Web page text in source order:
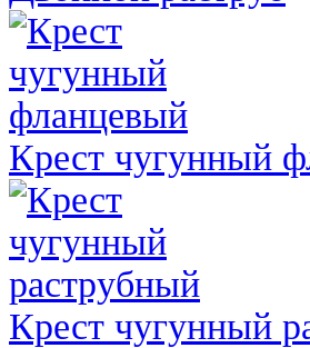
Крест чугунный
Крест чугунный